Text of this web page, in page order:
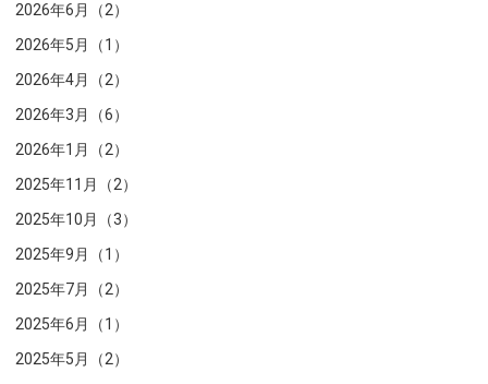
2026年6月（2）
2026年5月（1）
2026年4月（2）
2026年3月（6）
2026年1月（2）
2025年11月（2）
2025年10月（3）
2025年9月（1）
2025年7月（2）
2025年6月（1）
2025年5月（2）